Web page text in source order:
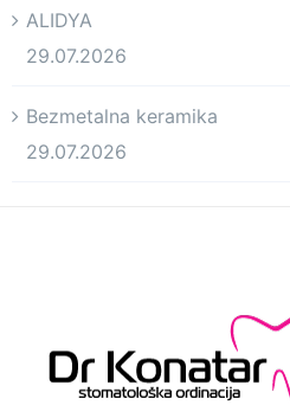
ALIDYA
29.07.2026
Bezmetalna keramika
29.07.2026